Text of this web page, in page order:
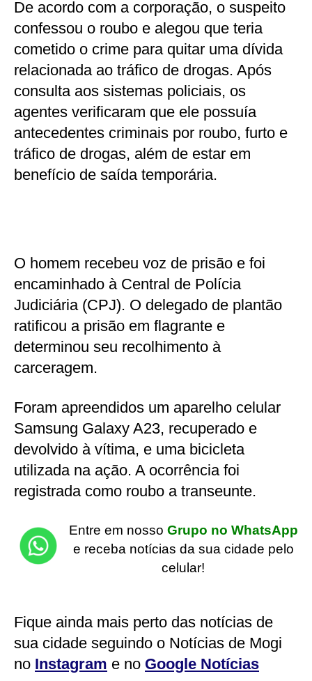
De acordo com a corporação, o suspeito
confessou o roubo e alegou que teria
cometido o crime para quitar uma dívida
relacionada ao tráfico de drogas. Após
consulta aos sistemas policiais, os
agentes verificaram que ele possuía
antecedentes criminais por roubo, furto e
tráfico de drogas, além de estar em
benefício de saída temporária.
O homem recebeu voz de prisão e foi
encaminhado à Central de Polícia
Judiciária (CPJ). O delegado de plantão
ratificou a prisão em flagrante e
determinou seu recolhimento à
carceragem.
Foram apreendidos um aparelho celular
Samsung Galaxy A23, recuperado e
devolvido à vítima, e uma bicicleta
utilizada na ação. A ocorrência foi
registrada como roubo a transeunte.
Entre em nosso Grupo no WhatsApp
e receba notícias da sua cidade pelo
celular!
Fique ainda mais perto das notícias de
sua cidade seguindo o Notícias de Mogi
no Instagram e no Google Notícias